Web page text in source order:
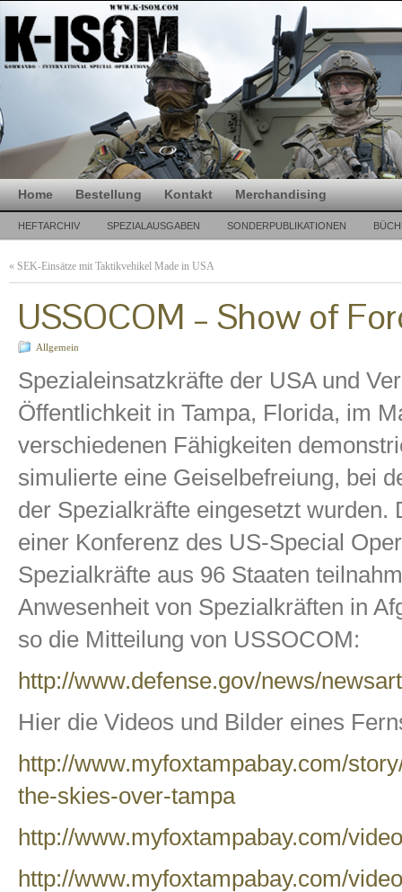
Home Bestellung Kontakt Merchandising
HEFTARCHIV SPEZIALAUSGABEN SONDERPUBLIKATIONEN
« SEK-Einsätze mit Taktikvehikel Made in USA
USSOCOM – Show of
Allgemein
Spezialeinsatzkräfte der USA und
Öffentlichkeit in Tampa, Florida, im
verschiedenen Fähigkeiten
simulierte eine Geiselbefreiung, bei
der Spezialkräfte eingesetzt
einer Konferenz des US-Special
Spezialkräfte aus 96 Staaten
Anwesenheit von Spezialkräften in
so die Mitteilung von USSOCOM:
http://www.defense.gov/news/
Hier die Videos und Bilder eines
http://www.myfoxtampabay.com/
the-skies-over-tampa
http://www.myfoxtampabay.com/
http://www.myfoxtampabay.com/